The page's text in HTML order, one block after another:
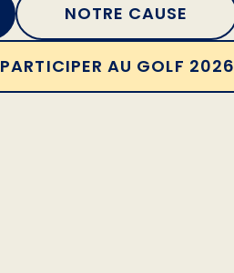
NOTRE CAUSE
PARTICIPER AU GOLF 2026